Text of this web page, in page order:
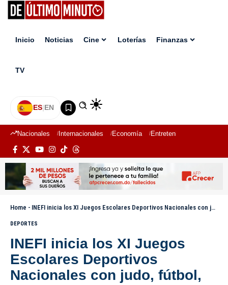
Inicio Noticias Cine Loterías Finanzas
TV
ES|EN
Nacionales Internacionales Economía Entretenimiento
Home - INEFI inicia los XI Juegos Escolares Deportivos Nacionales con judo, fútbol, balonmano y voleibol
DEPORTES
INEFI inicia los XI Juegos
Escolares Deportivos
Nacionales con judo, fútbol,